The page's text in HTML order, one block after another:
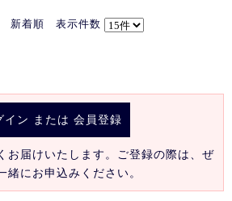
新着順 表示件数
イン または 会員登録
お届けいたします。ご登録の際は、ぜ
緒にお申込みください。